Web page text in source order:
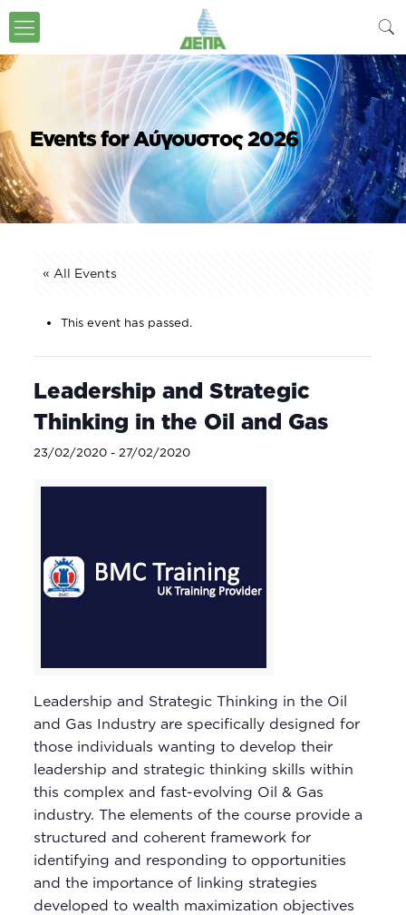
Events for Αύγουστος 2026
« All Events
This event has passed.
Leadership and Strategic
Thinking in the Oil and Gas
23/02/2020- 27/02/2020
Leadership and Strategic Thinking in the Oil
and Gas Industry are specifically designed for
those individuals wanting to develop their
leadership and strategic thinking skills within
this complex and fast-evolving Oil & Gas
industry. The elements of the course provide a
structured and coherent framework for
identifying and responding to opportunities
and the importance of linking strategies
developed to wealth maximization objectives